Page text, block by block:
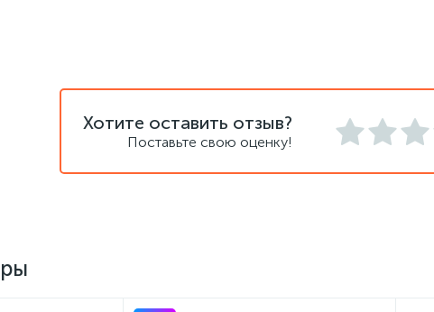
Хотите оставить отзыв?
Поставьте свою оценку!